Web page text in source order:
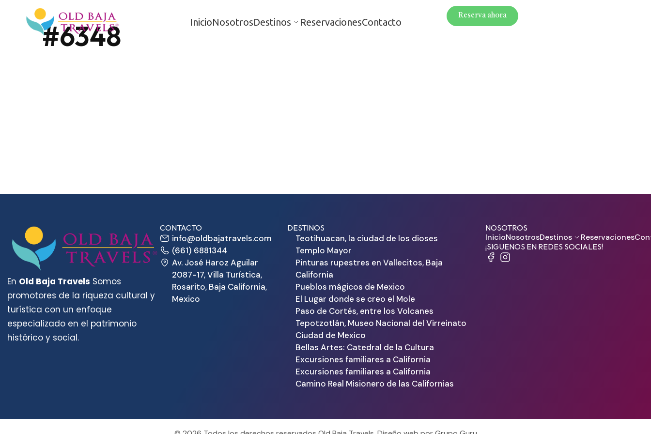
InicioNosotrosDestinos ReservacionesContacto
Reserva ahora
#6348
En Old Baja Travels Somos
promotores de la riqueza cultural y
turística con un enfoque
especializado en el patrimonio
histórico y social.
CONTACTO
info@oldbajatravels.com
(661) 6881344
Av. José Haroz Aguilar
2087-17, Villa Turística,
Rosarito, Baja California,
Mexico
DESTINOS
Teotihuacan, la ciudad de los dioses
Templo Mayor
Pinturas rupestres en Vallecitos, Baja
California
Pueblos mágicos de Mexico
El Lugar donde se creo el Mole
Paso de Cortés, entre los Volcanes
Tepotzotlán, Museo Nacional del Virreinato
Ciudad de Mexico
Bellas Artes: Catedral de la Cultura
Excursiones familiares a California
Excursiones familiares a California
Camino Real Misionero de las Californias
NOSOTROS
InicioNosotrosDestinos Reservaciones
¡SIGUENOS EN REDES SOCIALES!